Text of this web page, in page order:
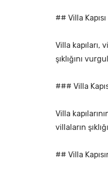
## Villa
Villa kapıları,
şıklığını
### Villa
Villa
villaların
## Villa